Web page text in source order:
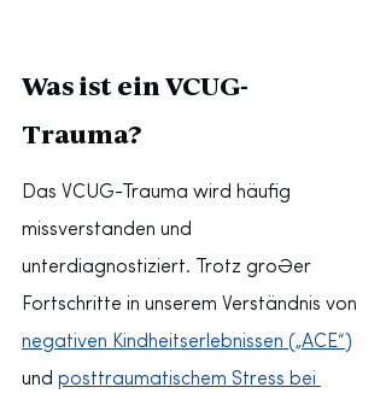
Was ist ein VCUG-
Trauma?
Das VCUG-Trauma wird häufig
missverstanden und
unterdiagnostiziert. Trotz großer
Fortschritte in unserem Verständnis von
negativen Kindheitserlebnissen („ACE“)
und posttraumatischem Stress bei